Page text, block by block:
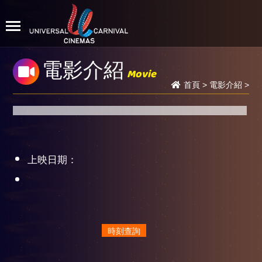
電影介紹 Movie
首頁> 電影介紹 >
上映日期：
時刻查詢